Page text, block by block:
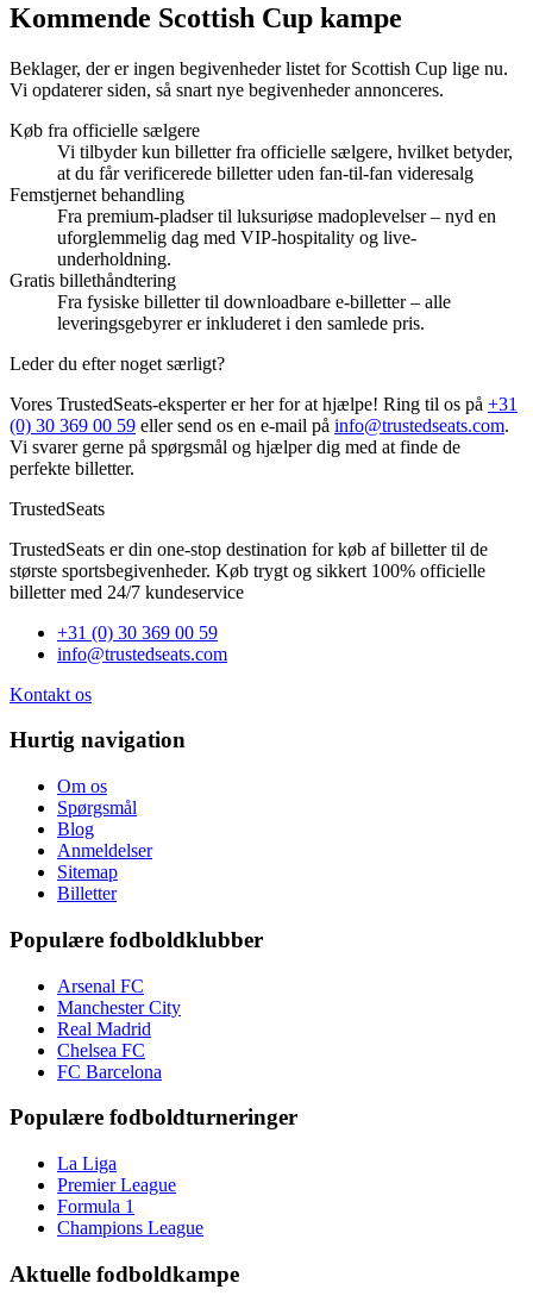
Kommende Scottish Cup kampe
Beklager, der er ingen begivenheder listet for Scottish Cup lige nu.
Vi opdaterer siden, så snart nye begivenheder annonceres.
Køb fra officielle sælgere
Vi tilbyder kun billetter fra officielle sælgere, hvilket betyder,
at du får verificerede billetter uden fan-til-fan videresalg
Femstjernet behandling
Fra premium-pladser til luksuriøse madoplevelser – nyd en
uforglemmelig dag med VIP-hospitality og live-
underholdning.
Gratis billethåndtering
Fra fysiske billetter til downloadbare e-billetter – alle
leveringsgebyrer er inkluderet i den samlede pris.
Leder du efter noget særligt?
Vores TrustedSeats-eksperter er her for at hjælpe! Ring til os på +31
(0) 30 369 00 59 eller send os en e-mail på info@trustedseats.com.
Vi svarer gerne på spørgsmål og hjælper dig med at finde de
perfekte billetter.
TrustedSeats
TrustedSeats er din one-stop destination for køb af billetter til de
største sportsbegivenheder. Køb trygt og sikkert 100% officielle
billetter med 24/7 kundeservice
+31 (0) 30 369 00 59
info@trustedseats.com
Kontakt os
Hurtig navigation
Om os
Spørgsmål
Blog
Anmeldelser
Sitemap
Billetter
Populære fodboldklubber
Arsenal FC
Manchester City
Real Madrid
Chelsea FC
FC Barcelona
Populære fodboldturneringer
La Liga
Premier League
Formula 1
Champions League
Aktuelle fodboldkampe